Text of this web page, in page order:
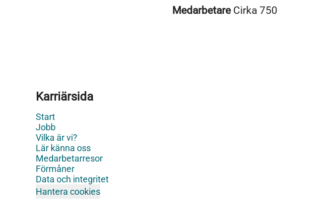
Medarbetare Cirka 750
Karriärsida
Start
Jobb
Vilka är vi?
Lär känna oss
Medarbetarresor
Förmåner
Data och integritet
Hantera cookies